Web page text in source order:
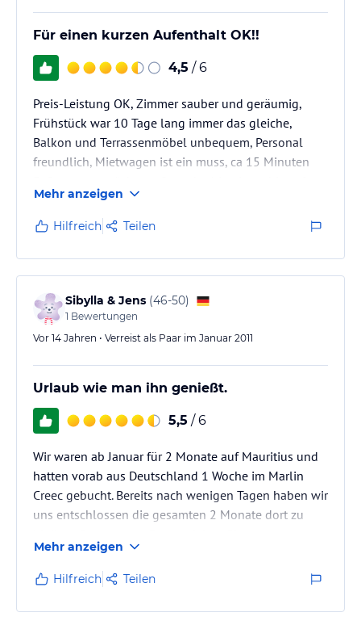
Für einen kurzen Aufenthalt OK!!
4,5 / 6
Preis-Leistung OK, Zimmer sauber und geräumig,
Frühstück war 10 Tage lang immer das gleiche,
Balkon und Terrassenmöbel unbequem, Personal
freundlich, Mietwagen ist ein muss, ca 15 Minuten
Hundgebell
Mehr anzeigen
Hilfreich Teilen
Sibylla & Jens (46-50)
1 Bewertungen
Vor 14 Jahren • Verreist als Paar im Januar 2011
Urlaub wie man ihn genießt.
5,5 / 6
Wir waren ab Januar für 2 Monate auf Mauritius und
hatten vorab aus Deutschland 1 Woche im Marlin
Creec gebucht. Bereits nach wenigen Tagen haben wir
uns entschlossen die gesamten 2 Monate dort zu
zuvorkommend und mehrsprachig ! Sehr familär und
nette Gäste. Abendliche Treffen in der Bar mit hohem
Unterhaltungswert garantiert. Alles sehr Niveauvoll.
Mehr anzeigen
Hilfreich Teilen